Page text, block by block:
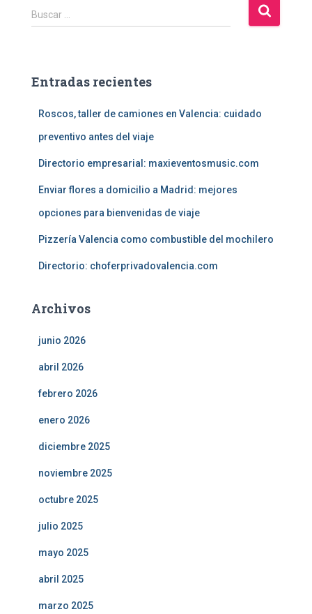
B
u
r
Buscar …
Entradas recientes
Roscos, taller de camiones en Valencia: cuidado
preventivo antes del viaje
Directorio empresarial: maxieventosmusic.com
Enviar flores a domicilio a Madrid: mejores
opciones para bienvenidas de viaje
Pizzería Valencia como combustible del mochilero
Directorio: choferprivadovalencia.com
Archivos
junio 2026
abril 2026
febrero 2026
enero 2026
diciembre 2025
noviembre 2025
octubre 2025
julio 2025
mayo 2025
abril 2025
marzo 2025